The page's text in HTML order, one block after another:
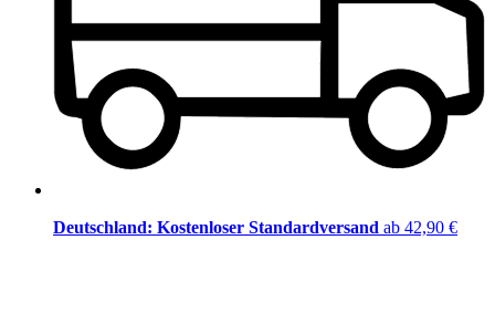
Deutschland: Kostenloser Standardversand ab 42,90 €